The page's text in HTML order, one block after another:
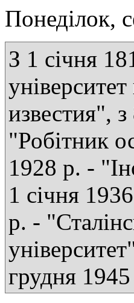
Понеділок,
З 1 січня
известия",
"Робітник
1928 р. -
1 січня
р. -
грудня